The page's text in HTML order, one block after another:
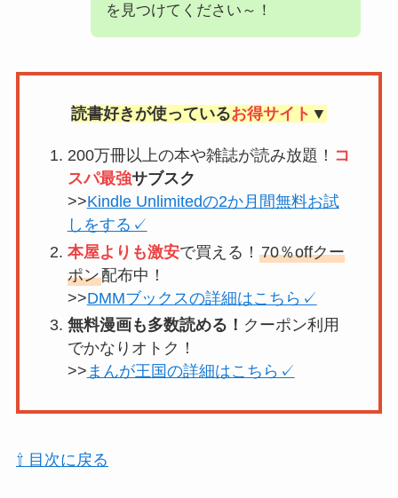
を見つけてください～！
読書好きが使っているお得サイト ▼
200万冊以上の本や雑誌が読み放題！ コ
スパ最強サブスク
>>Kindle Unlimitedの2か月間無料お試
しをする✓
本屋よりも激安で買える！ 70％offクー
ポン配布中！
>>DMMブックスの詳細はこちら✓
無料漫画も多数読める！ クーポン利用
でかなりオトク！
>> まんが王国の詳細はこちら✓
⇧ 目次に戻る